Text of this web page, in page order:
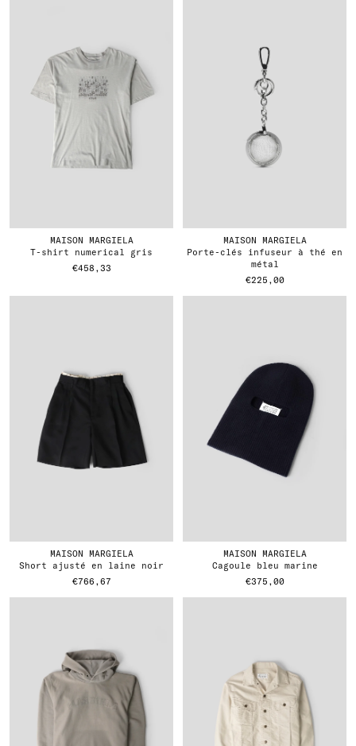
MAISON MARGIELA
t-shirt numerical gris
€458,33
MAISON MARGIELA
porte-clés infuseur à thé en
métal
€225,00
MAISON MARGIELA
short ajusté en laine noir
€766,67
MAISON MARGIELA
cagoule bleu marine
€375,00